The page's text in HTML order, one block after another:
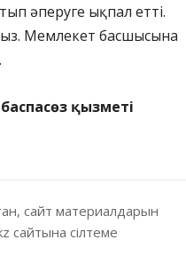
әперуге ықпал етті.
Мемлекет басшысына
қызметі
сайт материалдарын
сайтына сілтеме